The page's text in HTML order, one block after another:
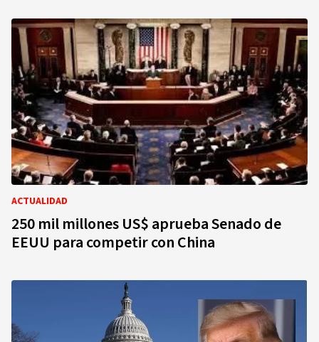
ACTUALIDAD
250 mil millones US$ aprueba Senado de
EEUU para competir con China